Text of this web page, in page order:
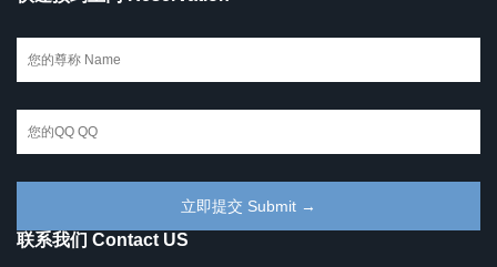
联系我们 Contact US